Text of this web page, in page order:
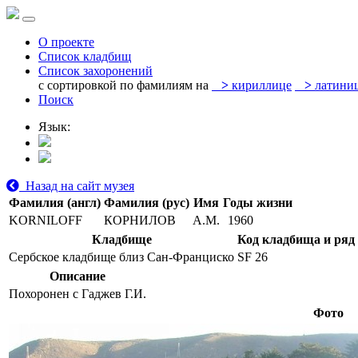
О проекте
Список кладбищ
Список захоронений
с сортировкой по фамилиям на
> кириллице >
Поиск
Язык:
Назад на сайт музея
Фамилия (англ) Фамилия (рус) Имя Годы жизни
KORNILOFF
КОРНИЛОВ A.M.
1960
Кладбище
Код кладбища и ряд
Сербское кладбище близ Сан-Франциско SF 26
Описание
Похоронен с Гаджев Г.И.
Фото